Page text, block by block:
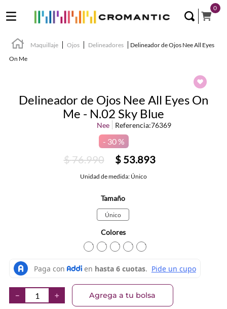
0
Maquillaje Ojos Delineadores
Delineador de Ojos Nee All Eyes
On Me
Delineador de Ojos Nee All Eyes On
Me - N.02 Sky Blue
Nee Referencia:76369
30 %
$76.990 $ 53.893
Unidad de medida: Único
Tamaño
Único
Colores
TEXTURA_8028115002131
TEXTURA_8028115008867
TEXTURA_8028115008874
＋
－ Agrega a tu bolsa